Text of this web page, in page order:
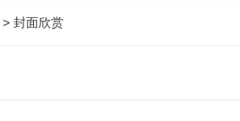
> 封面欣赏